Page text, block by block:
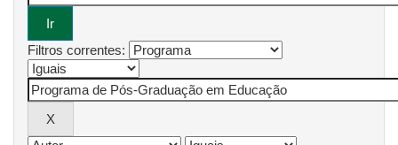
Filtros correntes: